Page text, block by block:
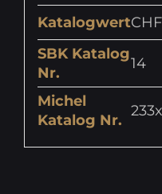
Katalogwert
SBK Katalog
Nr.
14
Michel
Katalog Nr.
233x